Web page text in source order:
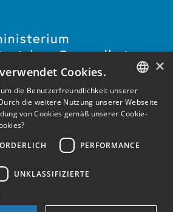
GERMAN
ENGLISH
×
Cookies.
die Benutzerfreundlichkeit unserer
die weitere Nutzung unserer Webseite
von Cookies gemäß unserer Cookie-
PERFORMANCE
UNKLASSIFIZIERTE